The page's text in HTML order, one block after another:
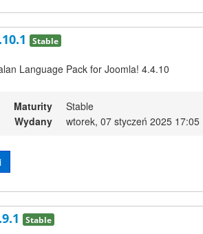
Stable
Language Pack for Joomla! 4.4.10
Maturity
Stable
Wydany
wtorek, 07 styczeń 2025 17:05
Stable